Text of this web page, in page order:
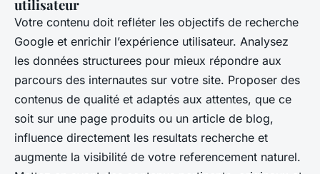
utilisateur
Votre contenu doit refléter les objectifs de recherche
Google et enrichir l’expérience utilisateur. Analysez
les données structurees pour mieux répondre aux
parcours des internautes sur votre site. Proposer des
contenus de qualité et adaptés aux attentes, que ce
soit sur une page produits ou un article de blog,
influence directement les resultats recherche et
augmente la visibilité de votre referencement naturel.